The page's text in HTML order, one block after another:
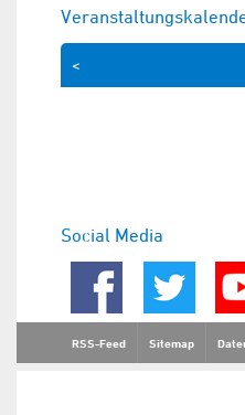
<
Social Media
RSS-Feed Sitemap